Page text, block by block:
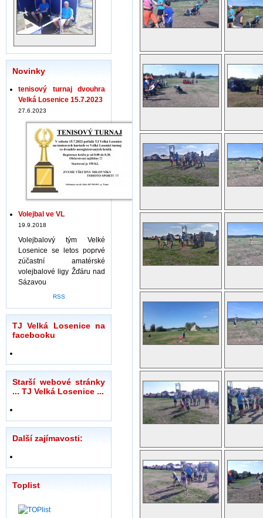
Novinky
tenisový turnaj dvouhra
Velká Losenice 15.7.2023
27.6.2023
Volejbal ve VL
19.9.2018
Volejbalový tým Velké
Losenice se letos poprvé
zúčastní amatérské
volejbalové ligy Žďáru nad
Sázavou
RSS
TJ Velká Losenice na
facebooku
Starší webové stránky
... TJ Velká Losenice ...
Další zajímavosti:
Toplist